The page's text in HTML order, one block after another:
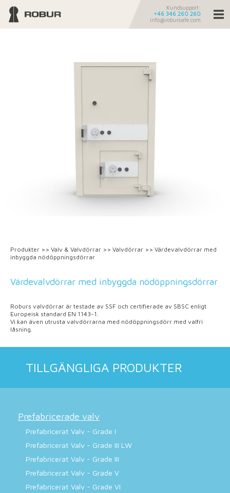
Kundsupport:
+46 346 260 260
info@robursafe.com
Produkter >> Valv & Valvdörrar >> Valvdörrar >> Värdevalvdörrar med
inbyggda nödöppningsdörrar
Värdevalvdörrar med inbyggda nödöppningsdörrar
Roburs valvdörrar är testade av SSF och certifierade av SBSC enligt
Europeisk standard EN 1143-1.
Vi kan även utrusta valvdörrarna med nödöppningsdörr med valfri
låsning.
TILLGÄNGLIGA PRODUKTER
Prefabricerade valv
Prefabricerat Valv - Grade I
Prefabricerat Valv - Grade III LW
Prefabricerat Valv - Grade III
Prefabricerat Valv - Grade V
Prefabricerat Valv - Grade VI